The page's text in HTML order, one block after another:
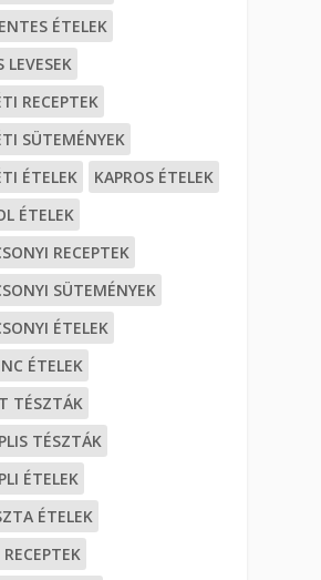
ÉTELEK
LEVESEK
RECEPTEK
SÜTEMÉNYEK
ÉTELEK
KAPROS ÉTELEK
ÉTELEK
RECEPTEK
SÜTEMÉNYEK
ÉTELEK
ÉTELEK
TÉSZTÁK
TÉSZTÁK
ÉTELEK
ÉTELEK
RECEPTEK